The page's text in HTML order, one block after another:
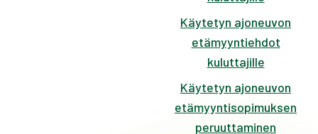
Käytetyn ajoneuvon
etämyyntiehdot
kuluttajille
Käytetyn ajoneuvon
etämyyntisopimuksen
peruuttaminen